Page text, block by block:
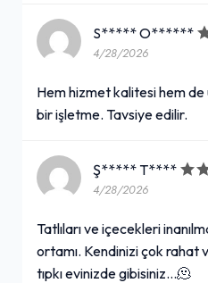
S***** O******
4/28/2026
Hem hizmet kalitesi hem
bir işletme. Tavsiye edilir.
Ş***** T****
4/28/2026
Tatlıları ve içecekleri
ortamı. Kendinizi çok rahat
tıpkı evinizde gibisiniz…🫠